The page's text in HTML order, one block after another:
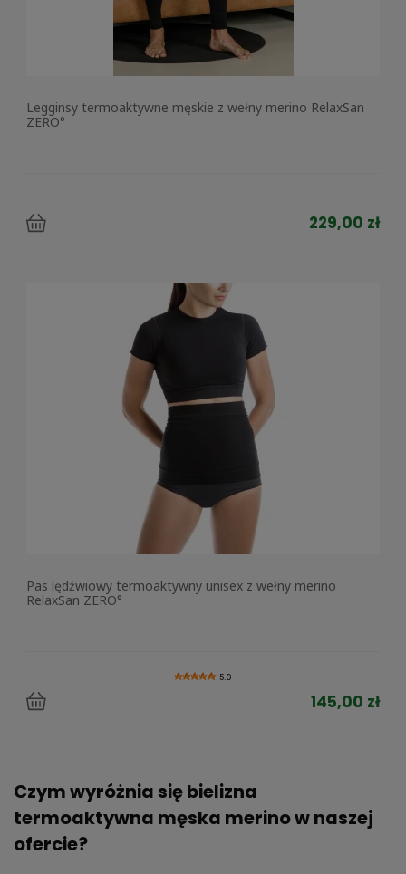
Legginsy termoaktywne męskie z wełny merino RelaxSan
ZERO°
229,00 zł
Pas lędźwiowy termoaktywny unisex z wełny merino
RelaxSan ZERO°
5.0
145,00 zł
Czym wyróżnia się bielizna
termoaktywna męska merino w naszej
ofercie?